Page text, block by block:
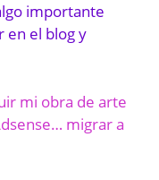
importante
en el blog y
mi obra de arte
migrar a